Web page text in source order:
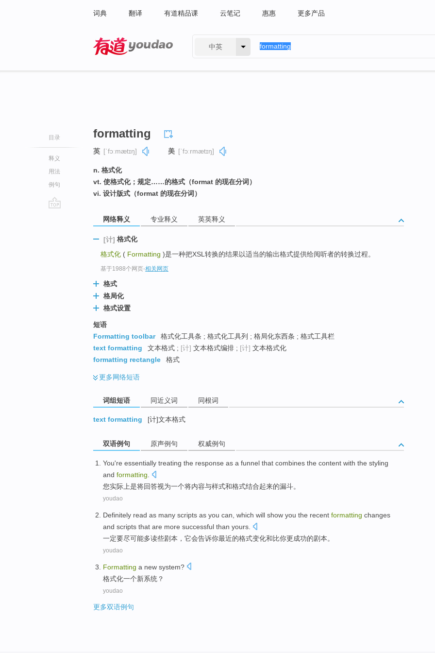
词典 翻译 有道精品课 云笔记 惠惠 更多产品
中英
目录
释义
用法
例句
formatting
英 [ˈfɔːmætɪŋ] 美 [ˈfɔːrmætɪŋ]
n. 格式化
vt. 使格式化；规定……的格式（format 的现在分词）
vi. 设计版式（format 的现在分词）
网络释义 专业释义 英英释义
[计] 格式化
格式化 ( Formatting )是一种把XSL转换的结果以适当的输出格式提供给阅听者的转换过程。
基于1988个网页-相关网页
格式
格局化
格式设置
短语
Formatting toolbar
格式化工具条 ; 格式化工具列 ; 格局化东西条 ; 格式工具栏
text formatting
文本格式 ; [计] 文本格式编排 ; [计] 文本格式化
formatting rectangle
格式
更多网络短语
词组短语 同近义词 同根词
text formatting [计]文本格式
双语例句 原声例句 权威例句
You're essentially treating the response as a funnel that combines the content with the styling
and formatting
您实际上是将回答视为一个将内容与样式和格式结合起来的漏斗。
youdao
Definitely read as many scripts as you can, which will show you the recent formatting changes
and scripts that are more successful than yours
一定要尽可能多读些剧本 ， 它会告诉你最近的格式变化和比你更成功的剧本。
youdao
Formatting a new system?
格式化一个新系统 ？
youdao
更多双语例句